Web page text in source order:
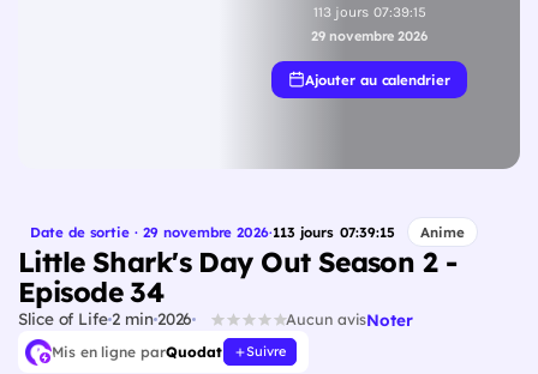
113jours 07:39:14
29 novembre 2026
Ajouter au calendrier
Date de sortie · 29 novembre 2026·113jours 07:39:14 Anime
Little Shark's Day Out Season 2 -
Episode 34
Slice of Life 2 min 2026 Aucun avisNoter
Mis en ligne parQuodat Suivre